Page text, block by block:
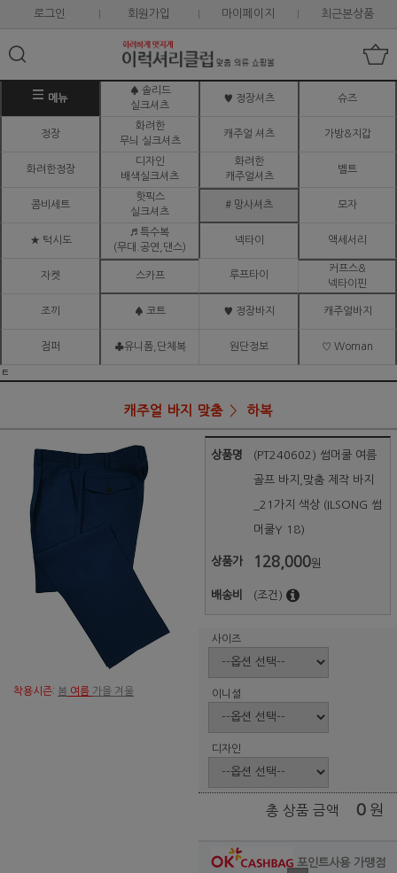
로그인 회원가입 마이페이지 최근본상품
메뉴
♠ 솔리드
실크셔츠
♥ 정장셔츠 슈즈
정장
화려한
무늬 실크셔츠
캐주얼 셔츠 가방&지갑
화려한정장
디자인
배색실크셔츠
화려한
캐주얼셔츠
벨트
콤비세트
핫픽스
실크셔츠
# 망사셔츠 모자
★ 턱시도
♬ 특수복
(무대.공연,댄스)
넥타이 액세서리
자켓 스카프 루프타이
커프스&
넥타이핀
조끼 ♠ 코트 ♥ 정장바지 캐주얼바지
점퍼 ♣유니폼,단체복 원단정보 ♡ Woman
ㅌ
캐주얼 바지 맞춤 하복
착용시즌: 봄 여름 가을 겨울
상품명 (PT240602) 썸머쿨 여름
골프 바지,맞춤 제작 바지
_21가지 색상 (ILSONG 썸
머쿨Y 18)
상품가 128,000원
배송비 (조건)
사이즈
이니셜
디자인
총 상품 금액 0 원
포인트사용 가맹점